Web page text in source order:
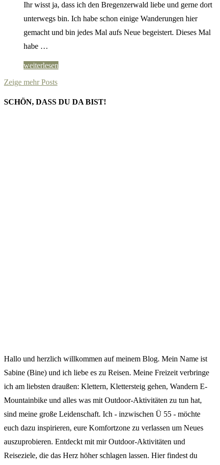
Ihr wisst ja, dass ich den Bregenzerwald liebe und gerne dort
unterwegs bin. Ich habe schon einige Wanderungen hier
gemacht und bin jedes Mal aufs Neue begeistert. Dieses Mal
habe …
weiterlesen
Zeige mehr Posts
SCHÖN, DASS DU DA BIST!
Hallo und herzlich willkommen auf meinem Blog. Mein Name ist
Sabine (Bine) und ich liebe es zu Reisen. Meine Freizeit verbringe
ich am liebsten draußen: Klettern, Klettersteig gehen, Wandern E-
Mountainbike und alles was mit Outdoor-Aktivitäten zu tun hat,
sind meine große Leidenschaft. Ich - inzwischen Ü 55 - möchte
euch dazu inspirieren, eure Komfortzone zu verlassen um Neues
auszuprobieren. Entdeckt mit mir Outdoor-Aktivitäten und
Reiseziele, die das Herz höher schlagen lassen. Hier findest du